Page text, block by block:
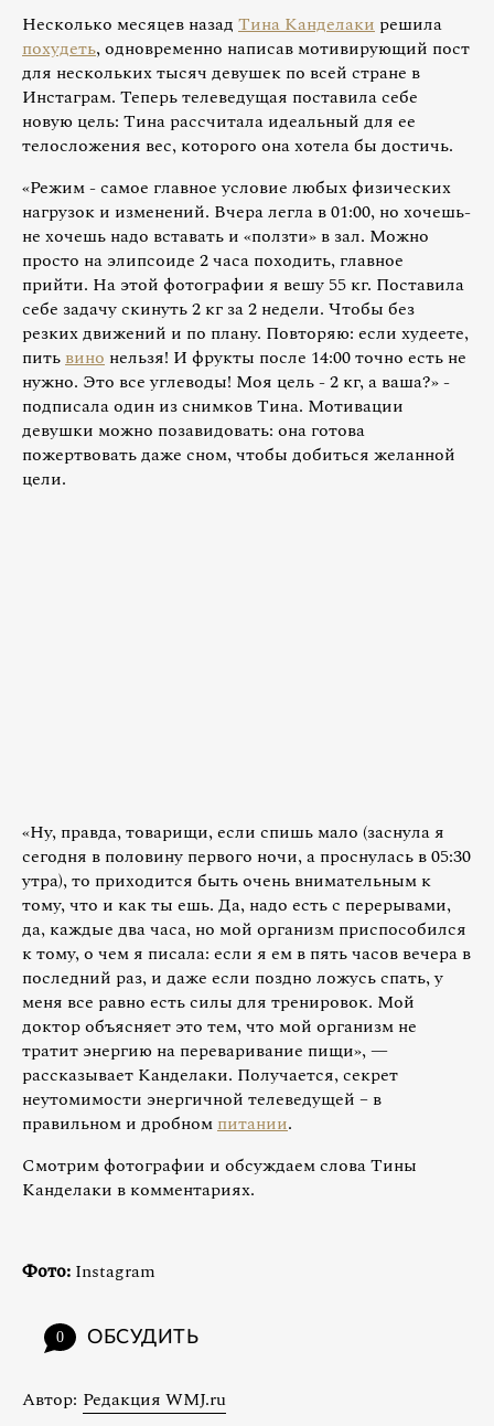
Несколько месяцев назад Тина Канделаки решила
похудеть, одновременно написав мотивирующий пост
для нескольких тысяч девушек по всей стране в
Инстаграм. Теперь телеведущая поставила себе
новую цель: Тина рассчитала идеальный для ее
телосложения вес, которого она хотела бы достичь.
«Режим - самое главное условие любых физических
нагрузок и изменений. Вчера легла в 01:00, но хочешь-
не хочешь надо вставать и «ползти» в зал. Можно
просто на элипсоиде 2 часа походить, главное
прийти. На этой фотографии я вешу 55 кг. Поставила
себе задачу скинуть 2 кг за 2 недели. Чтобы без
резких движений и по плану. Повторяю: если худеете,
питьвино нельзя! И фрукты после 14:00 точно есть не
нужно. Это все углеводы! Моя цель - 2 кг, а ваша?» -
подписала один из снимков Тина. Мотивации
девушки можно позавидовать: она готова
пожертвовать даже сном, чтобы добиться желанной
цели.
«Ну, правда, товарищи, если спишь мало (заснула я
сегодня в половину первого ночи, а проснулась в 05:30
утра), то приходится быть очень внимательным к
тому, что и как ты ешь. Да, надо есть с перерывами,
да, каждые два часа, но мой организм приспособился
к тому, о чем я писала: если я ем в пять часов вечера в
последний раз, и даже если поздно ложусь спать, у
меня все равно есть силы для тренировок. Мой
доктор объясняет это тем, что мой организм не
тратит энергию на переваривание пищи», —
рассказывает Канделаки. Получается, секрет
неутомимости энергичной телеведущей – в
правильном и дробномпитании.
Смотрим фотографии и обсуждаем слова Тины
Канделаки в комментариях.
Фото: Instagram
0 ОБСУДИТЬ
Автор: Редакция WMJ.ru